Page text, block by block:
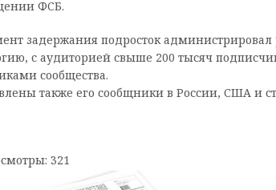
ФСБ.
задержания подросток
с аудиторией свыше 200 тысяч
сообщества.
также его сообщники в России, США и
321